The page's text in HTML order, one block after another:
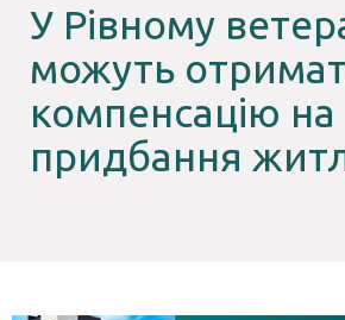
У Рівному
можуть
компенсацію на
придбання